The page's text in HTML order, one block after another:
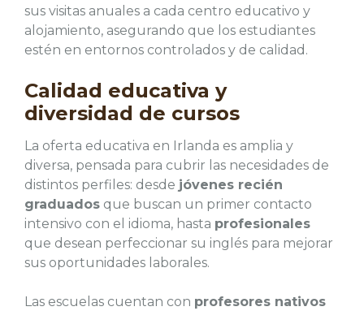
sus visitas anuales a cada centro educativo y
alojamiento, asegurando que los estudiantes
estén en entornos controlados y de calidad.
Calidad educativa y
diversidad de cursos
La oferta educativa en Irlanda es amplia y
diversa, pensada para cubrir las necesidades de
distintos perfiles: desde jóvenes recién
graduados que buscan un primer contacto
intensivo con el idioma, hasta profesionales
que desean perfeccionar su inglés para mejorar
sus oportunidades laborales.
Las escuelas cuentan con profesores nativos